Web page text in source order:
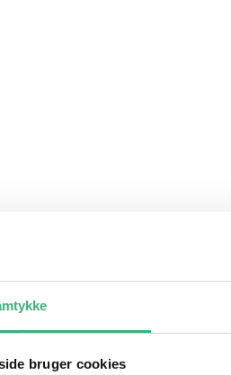
bruger cookies